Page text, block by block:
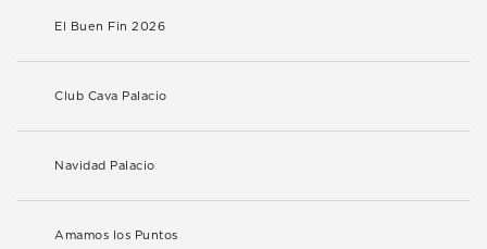
El Buen Fin 2026
Club Cava Palacio
Navidad Palacio
Amamos los Puntos